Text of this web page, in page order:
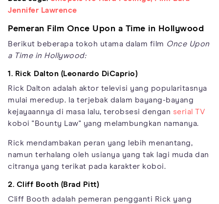
Jennifer Lawrence
Pemeran Film Once Upon a Time in Hollywood
Berikut beberapa tokoh utama dalam film Once Upon
a Time in Hollywood:
1. Rick Dalton (Leonardo DiCaprio)
Rick Dalton adalah aktor televisi yang popularitasnya
mulai meredup. Ia terjebak dalam bayang-bayang
kejayaannya di masa lalu, terobsesi dengan serial TV
koboi "Bounty Law" yang melambungkan namanya.
Rick mendambakan peran yang lebih menantang,
namun terhalang oleh usianya yang tak lagi muda dan
citranya yang terikat pada karakter koboi.
2. Cliff Booth (Brad Pitt)
Cliff Booth adalah pemeran pengganti Rick yang